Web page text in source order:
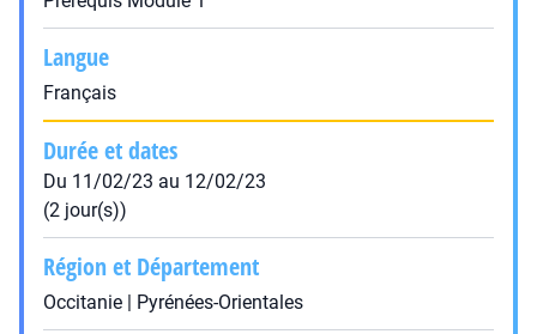
Langue
Français
Durée et dates
Du 11/02/23 au 12/02/23
(2 jour(s))
Région et Département
Occitanie | Pyrénées-Orientales